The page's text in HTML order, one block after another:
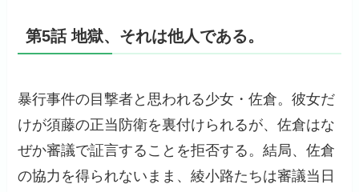
第5話 地獄、それは他人である。
暴行事件の目撃者と思われる少女・佐倉。彼女だ
けが須藤の正当防衛を裏付けられるが、佐倉はな
ぜか審議で証言することを拒否する。結局、佐倉
の協力を得られないまま、綾小路たちは審議当日